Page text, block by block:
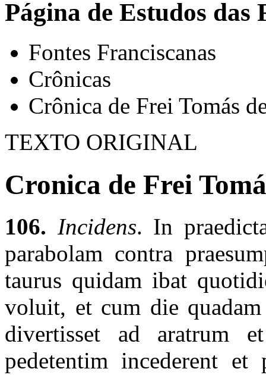
Página de Estudos das
Fontes Franciscanas
Crônicas
Crônica de Frei Tomás
TEXTO ORIGINAL
Cronica de Frei
106. Incidens. In
parabolam contra
taurus quidam ibat
voluit, et cum die
divertisset ad aratrum
pedetentim incederent et